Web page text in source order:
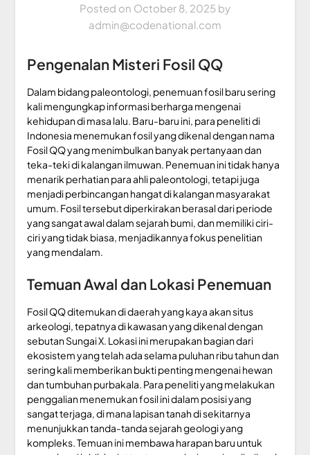
Posted on October 8, 2025 by
admin@codenational.com
Pengenalan Misteri Fosil QQ
Dalam bidang paleontologi, penemuan fosil baru sering
kali mengungkap informasi berharga mengenai
kehidupan di masa lalu. Baru-baru ini, para peneliti di
Indonesia menemukan fosil yang dikenal dengan nama
Fosil QQ yang menimbulkan banyak pertanyaan dan
teka-teki di kalangan ilmuwan. Penemuan ini tidak hanya
menarik perhatian para ahli paleontologi, tetapi juga
menjadi perbincangan hangat di kalangan masyarakat
umum. Fosil tersebut diperkirakan berasal dari periode
yang sangat awal dalam sejarah bumi, dan memiliki ciri-
ciri yang tidak biasa, menjadikannya fokus penelitian
yang mendalam.
Temuan Awal dan Lokasi Penemuan
Fosil QQ ditemukan di daerah yang kaya akan situs
arkeologi, tepatnya di kawasan yang dikenal dengan
sebutan Sungai X. Lokasi ini merupakan bagian dari
ekosistem yang telah ada selama puluhan ribu tahun dan
sering kali memberikan bukti penting mengenai hewan
dan tumbuhan purbakala. Para peneliti yang melakukan
penggalian menemukan fosil ini dalam posisi yang
sangat terjaga, di mana lapisan tanah di sekitarnya
menunjukkan tanda-tanda sejarah geologi yang
kompleks. Temuan ini membawa harapan baru untuk